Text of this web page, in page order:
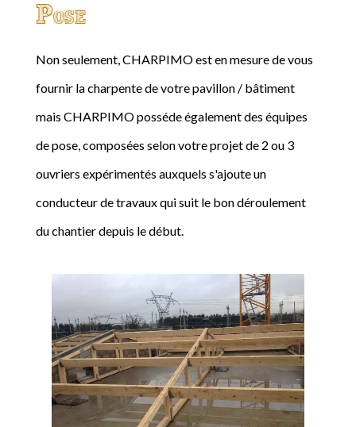
Pose
Non seulement, CHARPIMO est en mesure de vous
fournir la charpente de votre pavillon / bâtiment
mais CHARPIMO posséde également des équipes
de pose, composées selon votre projet de 2 ou 3
ouvriers expérimentés auxquels s'ajoute un
conducteur de travaux qui suit le bon déroulement
du chantier depuis le début.